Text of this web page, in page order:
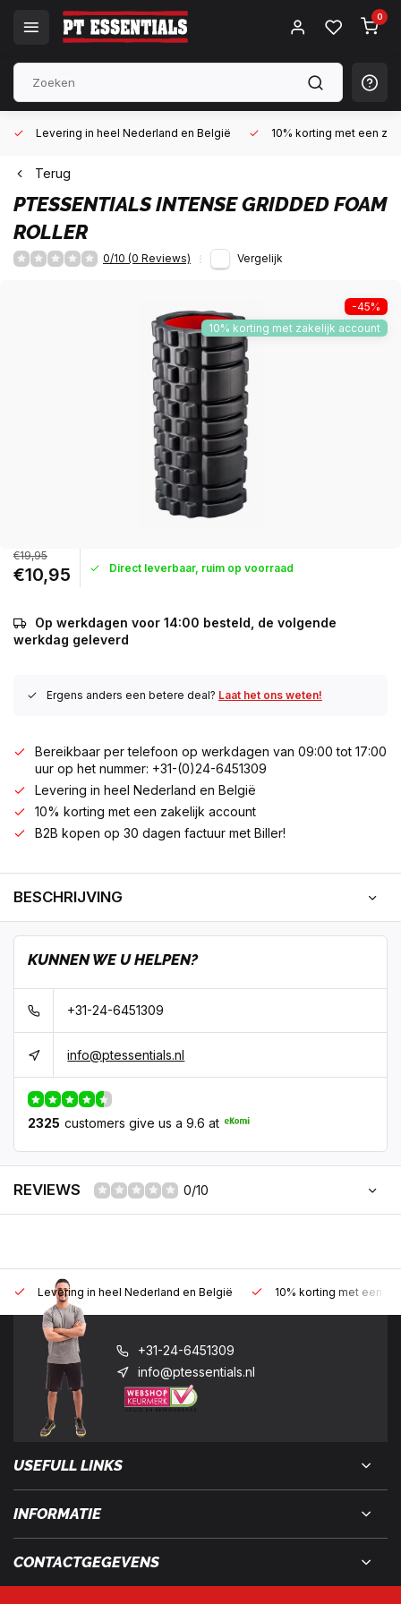
0
Levering in heel Nederland en België 10% korting met een
Terug
PTESSENTIALSINTENSE GRIDDED FOAM
ROLLER
0/10 (0 Reviews) Vergelijk
-45%
10% korting met zakelijk account
€19,95
€10,95 Direct leverbaar, ruim op voorraad
Op werkdagen voor 14:00 besteld, de volgende
werkdag geleverd
Ergens anders een betere deal? Laat het ons weten!
Bereikbaar per telefoon op werkdagen van 09:00 tot 17:00
uur op het nummer: +31-(0)24-6451309
Levering in heel Nederland en België
10% korting met een zakelijk account
B2B kopen op 30 dagen factuur met Biller!
BESCHRIJVING
KUNNEN WE U HELPEN?
+31-24-6451309
info@ptessentials.nl
2325 customers give us a 9.6 at
REVIEWS 0/10
Levering in heel Nederland en België 10% korting met een
+31-24-6451309
info@ptessentials.nl
USEFULL LINKS
INFORMATIE
CONTACTGEGEVENS